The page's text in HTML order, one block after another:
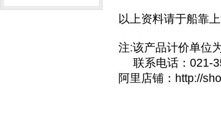
以上资料请于船靠
注:该产品计价单位
联系电话：021-
阿里店铺：http://